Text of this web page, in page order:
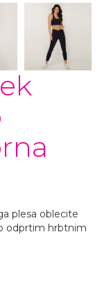
plesa oblecite
odprtim hrbtnim